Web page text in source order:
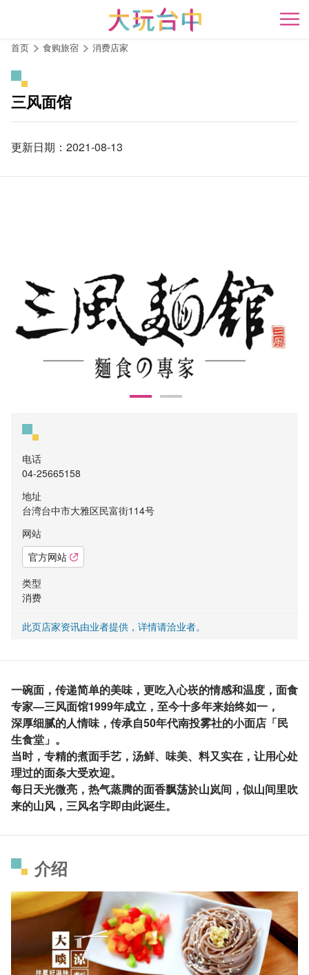
开
首页 食购旅宿 消费店家
三风面馆
更新日期：2021-08-13
电话
04-25665158
地址
台湾台中市大雅区民富街114号
网站
官方网站
类型
消费
此页店家资讯由业者提供，详情请洽业者。
一碗面，传递简单的美味，更吃入心崁的情感和温度，面食
专家—三风面馆1999年成立，至今十多年来始终如一，
深厚细腻的人情味，传承自50年代南投雾社的小面店「民
生食堂」。
当时，专精的煮面手艺，汤鲜、味美、料又实在，让用心处
理过的面条大受欢迎。
每日天光微亮，热气蒸腾的面香飘荡於山岚间，似山间里吹
来的山风，三风名字即由此诞生。
介绍